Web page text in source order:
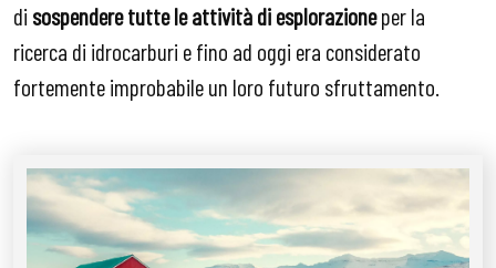
di sospendere tutte le attività di esplorazioneper la
ricerca di idrocarburi e fino ad oggi era considerato
fortemente improbabile un loro futuro sfruttamento.